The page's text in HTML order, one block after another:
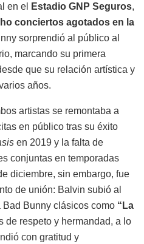
en el Estadio GNP Seguros,
conciertos agotados en la
sorprendió al público al
marcando su primera
que su relación artística y
años.
artistas se remontaba a
en público tras su éxito
en 2019 y la falta de
conjuntas en temporadas
diciembre, sin embargo, fue
de unión: Balvin subió al
Bunny clásicos como “La
de respeto y hermandad, a lo
con gratitud y